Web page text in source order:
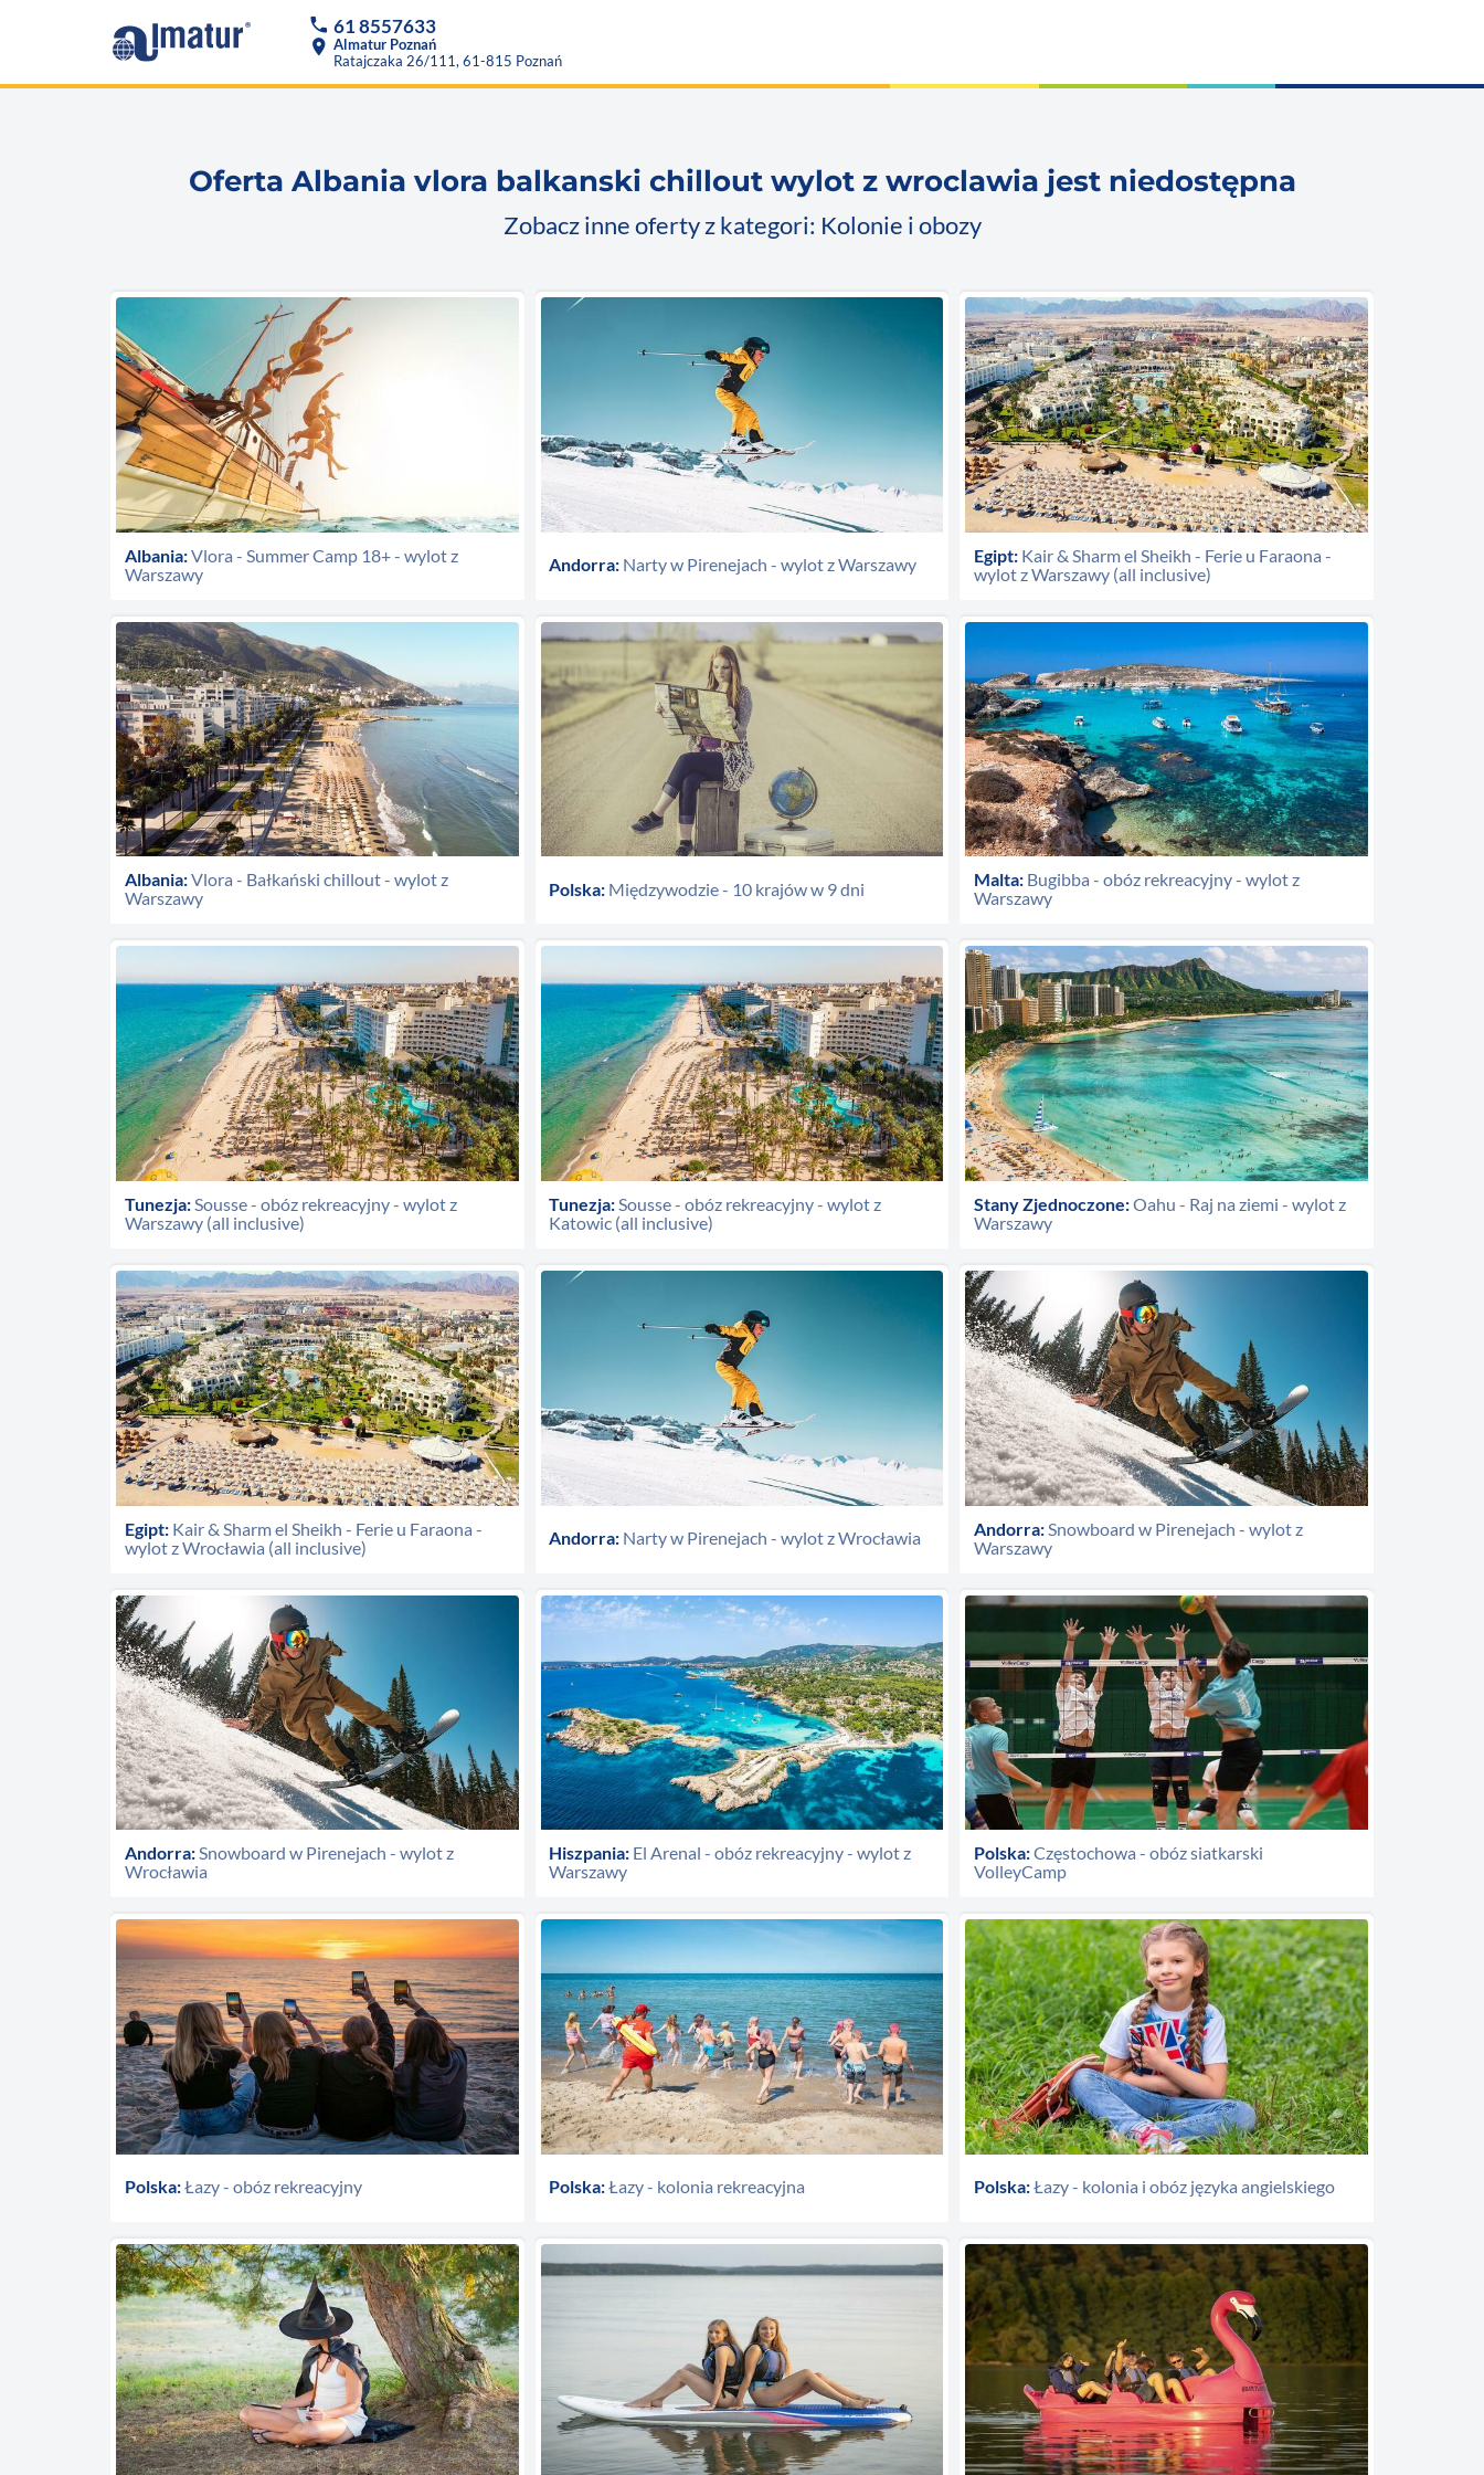
phone 61 8557633
location_on Almatur Poznań
Ratajczaka 26/111, 61-815 Poznań
Oferta Albania vlora balkanski chillout wylot z wroclawia jest niedostępna
Zobacz inne oferty z kategori: Kolonie i obozy
Albania:Vlora - Summer Camp 18+ - wylot z
Warszawy
Andorra: Narty w Pirenejach - wylot z Warszawy Egipt:Kair & Sharm el Sheikh - Ferie u Faraona -
wylot z Warszawy (all inclusive)
Albania:Vlora - Bałkański chillout - wylot z
Warszawy
Polska: Międzywodzie - 10 krajów w 9 dni Malta:Bugibba - obóz rekreacyjny - wylot z
Warszawy
Tunezja:Sousse - obóz rekreacyjny - wylot z
Warszawy (all inclusive)
Tunezja:Sousse - obóz rekreacyjny - wylot z
Katowic (all inclusive)
Stany Zjednoczone:Oahu - Raj na ziemi - wylot z
Warszawy
Egipt:Kair & Sharm el Sheikh - Ferie u Faraona -
wylot z Wrocławia (all inclusive)
Andorra: Narty w Pirenejach - wylot z Wrocławia Andorra:Snowboard w Pirenejach - wylot z
Warszawy
Andorra:Snowboard w Pirenejach - wylot z
Wrocławia
Hiszpania: El Arenal - obóz rekreacyjny - wylot z
Warszawy
Polska:Częstochowa - obóz siatkarski
VolleyCamp
Polska:Łazy - obóz rekreacyjny Polska:Łazy - kolonia rekreacyjna Polska:Łazy - kolonia i obóz języka angielskiego